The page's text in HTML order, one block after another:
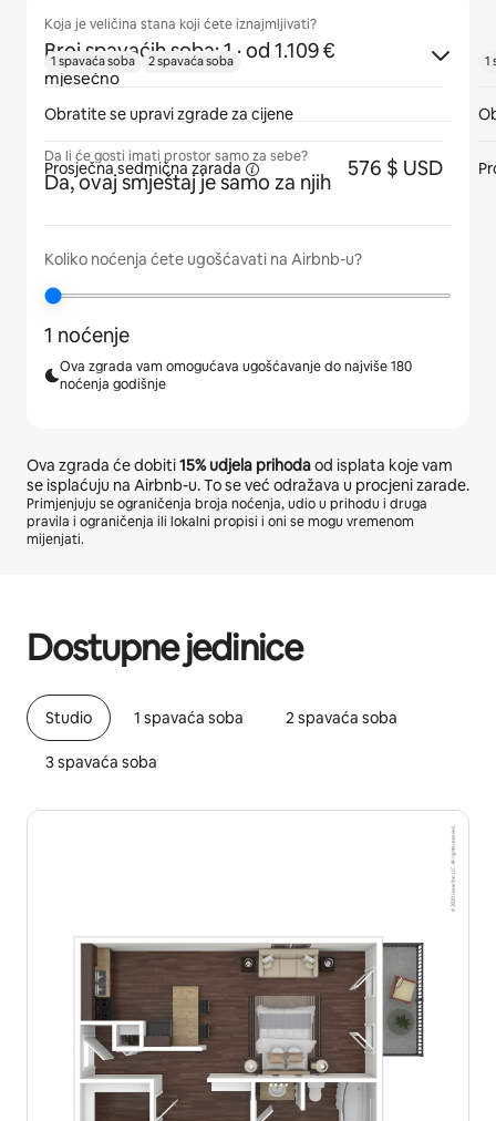
Koja je veličina stana koji ćete iznajmljivati?
Broj spavaćih soba: 1 · od 1.109 €
mjesečno
Da li će gosti imati prostor samo za sebe?
Da, ovaj smještaj je samo za njih
Koliko noćenja ćete ugošćavati na Airbnb-u?
1 noćenje
Ova zgrada vam omogućava ugošćavanje do najviše 180
noćenja godišnje
Ova zgrada će dobiti15%udjela prihodaod isplata koje vam
se isplaćuju na Airbnb-u. To se već odražava u procjeni zarade.
Primjenjuju se ograničenja broja noćenja, udio u prihodu i druga
pravila i ograničenja ili lokalni propisi i oni se mogu vremenom
mijenjati.
Dostupne jedinice
Studio 1 spavaća soba 2 spavaća soba
3 spavaća soba
1 spavaća soba 2 spavaća soba
Obratite se upravi zgrade za cijene
Prosječna sedmična zarada 576 $ USD
1